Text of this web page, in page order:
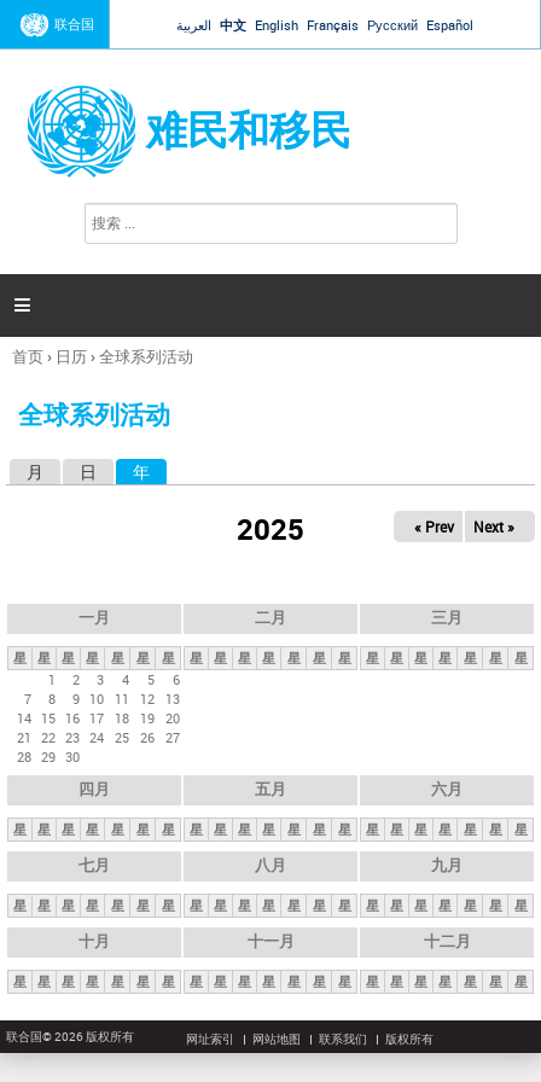
Jump to navigation
联合国 العربية 中文 English Français Русский Español
难民和移民
搜
索

你
这
首页› 日历›全球系列活动
全球系列活动
月 日 年
2025 « Prev Next »
一月
星 星 星 星 星 星
星
1
2 3 4 5
6
7
8 9 10 11 12
13
14 15 16 17 18 19 20
21
22 23 24 25 26 27
28 29 30
二月
星 星 星 星 星 星 星
三月
星 星 星 星 星 星 星
四月
星 星 星 星 星 星 星
五月
星 星 星 星 星 星 星
六月
星 星 星 星 星 星 星
七月
星 星 星 星 星 星 星
八月
星 星 星 星 星 星 星
九月
星 星 星 星 星 星 星
十月
星 星 星 星 星 星 星
十一月
星 星 星 星 星 星 星
十二月
星 星 星 星 星 星 星
联合国© 2026 版权所有 网址索引 网站地图 联系我们 版权所有